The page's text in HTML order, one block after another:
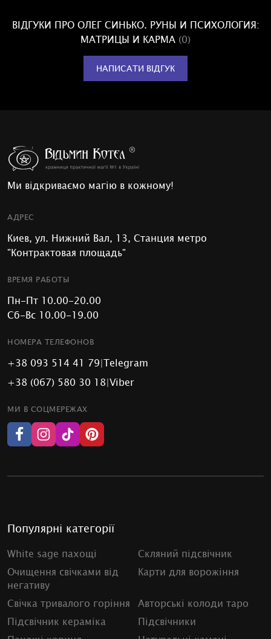
ВІДГУКИ ПРО ОЛЕГ СИНЬКО. РУНЫ И ПСИХОЛОГИЯ:
МАТРИЦЫ И КАРМА (0)
НАПИСАТИ ВІДГУК
Ми відкриваємо магію в кожному!
АДРЕС
Киев, ул. Нижний Вал, 13, Станция метро
"Контрактовая площадь"
ВРЕМЯ РАБОТЫ
Пн-Пт 10.00-20.00
Сб-Вс 10.00-19.00
НОМЕРА ТЕЛЕФОНОВ
+38 093 514 41 79|Telegram
+38 (067) 580 30 18|Viber
МИ В СОЦМЕРЕЖАХ
Популярні категорії
White sage пахощі
Скляний підсвічник
Очищення свічками від
негативу
Карти для ворожіння
Свічка тривалого горіння
Авторські колоди таро
Підсвічник кераміка
Підсвічники